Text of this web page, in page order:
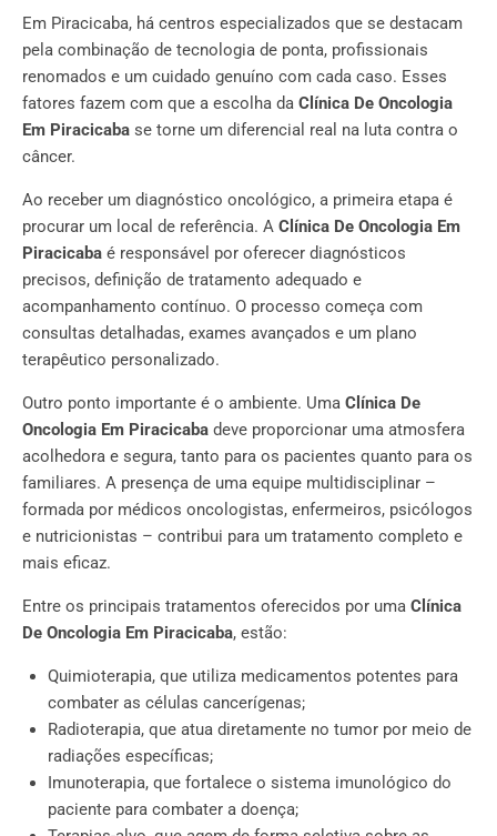
Em Piracicaba, há centros especializados que se destacam
pela combinação de tecnologia de ponta, profissionais
renomados e um cuidado genuíno com cada caso. Esses
fatores fazem com que a escolha da Clínica De Oncologia
Em Piracicaba se torne um diferencial real na luta contra o
câncer.
Ao receber um diagnóstico oncológico, a primeira etapa é
procurar um local de referência. A Clínica De Oncologia Em
Piracicaba é responsável por oferecer diagnósticos
precisos, definição de tratamento adequado e
acompanhamento contínuo. O processo começa com
consultas detalhadas, exames avançados e um plano
terapêutico personalizado.
Outro ponto importante é o ambiente. Uma Clínica De
Oncologia Em Piracicaba deve proporcionar uma atmosfera
acolhedora e segura, tanto para os pacientes quanto para os
familiares. A presença de uma equipe multidisciplinar –
formada por médicos oncologistas, enfermeiros, psicólogos
e nutricionistas – contribui para um tratamento completo e
mais eficaz.
Entre os principais tratamentos oferecidos por uma Clínica
De Oncologia Em Piracicaba, estão:
Quimioterapia, que utiliza medicamentos potentes para
combater as células cancerígenas;
Radioterapia, que atua diretamente no tumor por meio de
radiações específicas;
Imunoterapia, que fortalece o sistema imunológico do
paciente para combater a doença;